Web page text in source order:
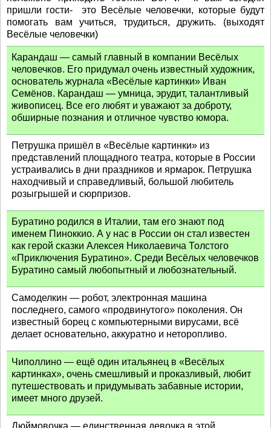
пришли гости- это Весёлые человечки, которые будут
помогать вам учиться, трудиться, дружить. (выходят
Весёлые человечки)
Карандаш — самый главный в компании Весёлых
человечков. Его придумал очень известный художник,
основатель журнала «Весёлые картинки» Иван
Семёнов. Карандаш — умница, эрудит, талантливый
живописец. Все его любят и уважают за доброту,
обширные познания и отличное чувство юмора.
Петрушка пришёл в «Весёлые картинки» из
представлений площадного театра, которые в России
устраивались в дни праздников и ярмарок. Петрушка
находчивый и справедливый, большой любитель
розыгрышей и сюрпризов.
Буратино родился в Италии, там его знают под
именем Пиноккио. А у нас в России он стал известен
как герой сказки Алексея Николаевича Толстого
«Приключения Буратино». Среди Весёлых человечков
Буратино самый любопытный и любознательный.
Самоделкин — робот, электронная машина
последнего, самого «продвинутого» поколения. Он
известный борец с компьютерными вирусами, всё
делает основательно, аккуратно и неторопливо.
Чиполлино — ещё один итальянец в «Весёлых
картинках», очень смешливый и проказливый, любит
путешествовать и придумывать забавные истории,
имеет много друзей.
Дюймовочка — единственная девочка в этой